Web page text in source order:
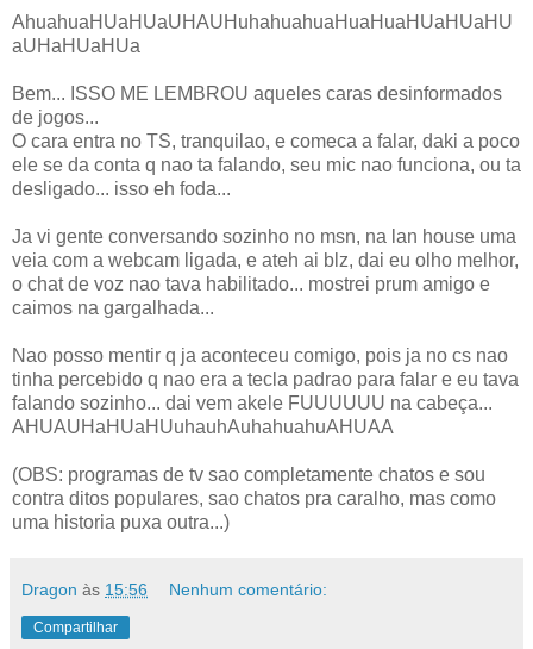
AhuahuaHUaHUaUHAUHuhahuahuaHuaHuaHUaHUaHU
aUHaHUaHUa
Bem... ISSO ME LEMBROU aqueles caras desinformados
de jogos...
O cara entra no TS, tranquilao, e comeca a falar, daki a poco
ele se da conta q nao ta falando, seu mic nao funciona, ou ta
desligado... isso eh foda...
Ja vi gente conversando sozinho no msn, na lan house uma
veia com a webcam ligada, e ateh ai blz, dai eu olho melhor,
o chat de voz nao tava habilitado... mostrei prum amigo e
caimos na gargalhada...
Nao posso mentir q ja aconteceu comigo, pois ja no cs nao
tinha percebido q nao era a tecla padrao para falar e eu tava
falando sozinho... dai vem akele FUUUUUU na cabeça...
AHUAUHaHUaHUuhauhAuhahuahuAHUAA
(OBS: programas de tv sao completamente chatos e sou
contra ditos populares, sao chatos pra caralho, mas como
uma historia puxa outra...)
Dragon às 15:56 Nenhum comentário:
Compartilhar